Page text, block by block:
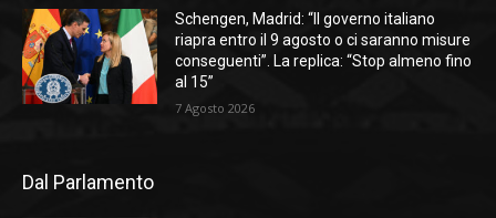
Schengen, Madrid: “Il governo italiano
riapra entro il 9 agosto o ci saranno misure
conseguenti”. La replica: “Stop almeno fino
al 15”
7 Agosto 2026
Dal Parlamento